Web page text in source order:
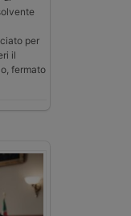
per
il
fermato